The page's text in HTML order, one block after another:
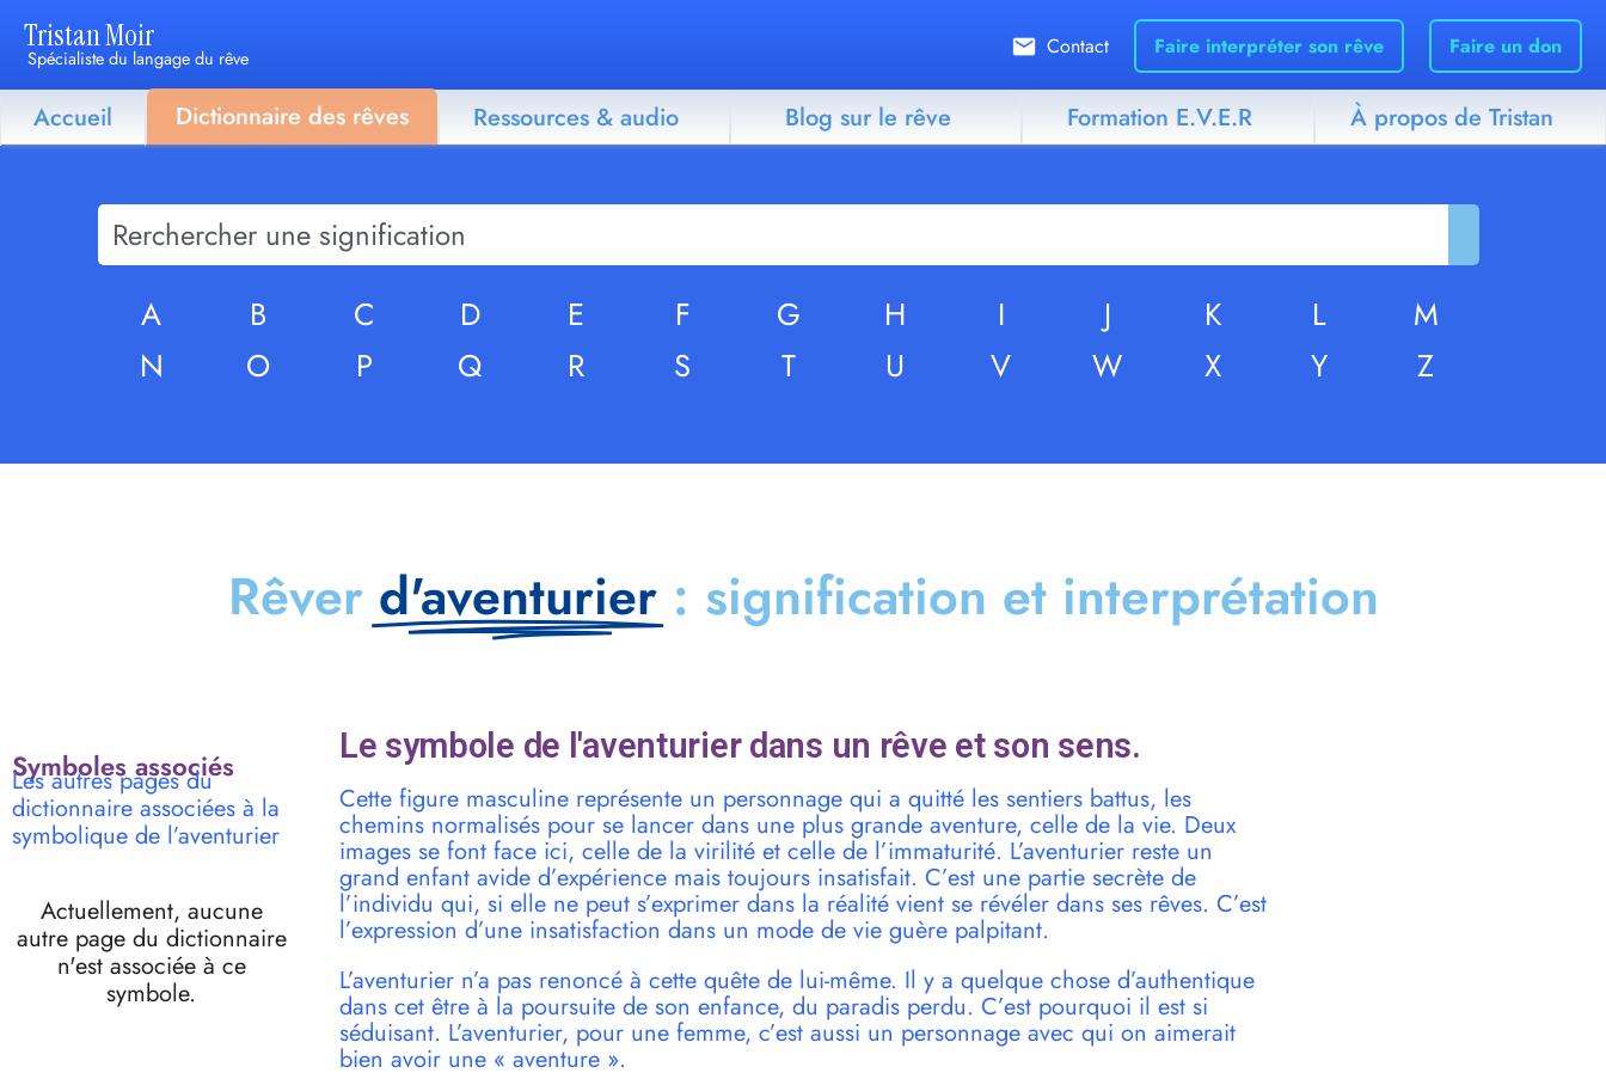
Tristan Moir
Spécialiste du langage du rêve Contact Faire interpréter son rêve Faire un don
Accueil Dictionnaire des rêves Ressources & audio Blog sur le rêve Formation E.V.E.R À propos de Tristan
A B C D E F G H I J K L
M
N
O P Q R S T U V W X Y Z
Rêver d'aventurier : signification et interprétation
Symboles associés
Les autres pages du
dictionnaire associées à la
symbolique de l’aventurier
Actuellement, aucune
autre page du dictionnaire
n'est associée à ce
symbole.
Le symbole de l'aventurier dans un rêve et son sens.
Cette figure masculine représente un personnage qui a quitté les sentiers battus, les
chemins normalisés pour se lancer dans une plus grande aventure, celle de la vie. Deux
images se font face ici, celle de la virilité et celle de l’immaturité. L’aventurier reste un
grand enfant avide d’expérience mais toujours insatisfait. C’est une partie secrète de
l’individu qui, si elle ne peut s’exprimer dans la réalité vient se révéler dans ses rêves. C’est
l’expression d’une insatisfaction dans un mode de vie guère palpitant.
L’aventurier n’a pas renoncé à cette quête de lui-même. Il y a quelque chose d’authentique
dans cet être à la poursuite de son enfance, du paradis perdu. C’est pourquoi il est si
séduisant. L’aventurier, pour une femme, c’est aussi un personnage avec qui on aimerait
bien avoir une « aventure ».